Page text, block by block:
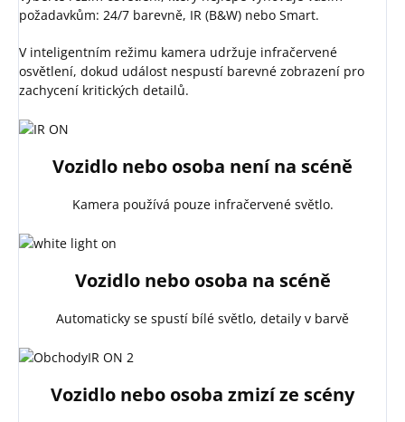
požadavkům: 24/7 barevně, IR (B&W) nebo Smart.
V inteligentním režimu kamera udržuje infračervené
osvětlení, dokud událost nespustí barevné zobrazení pro
zachycení kritických detailů.
Vozidlo nebo osoba není na scéně
Kamera používá pouze infračervené světlo.
Vozidlo nebo osoba na scéně
Automaticky se spustí bílé světlo, detaily v barvě
Vozidlo nebo osoba zmizí ze scény